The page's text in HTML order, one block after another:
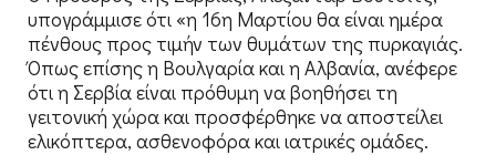
υπογράμμισε ότι «η 16η Μαρτίου θα είναι ημέρα
πένθους προς τιμήν των θυμάτων της πυρκαγιάς.
Όπως επίσης η Βουλγαρία και η Αλβανία, ανέφερε
ότι η Σερβία είναι πρόθυμη να βοηθήσει τη
γειτονική χώρα και προσφέρθηκε να αποστείλει
ελικόπτερα, ασθενοφόρα και ιατρικές ομάδες.